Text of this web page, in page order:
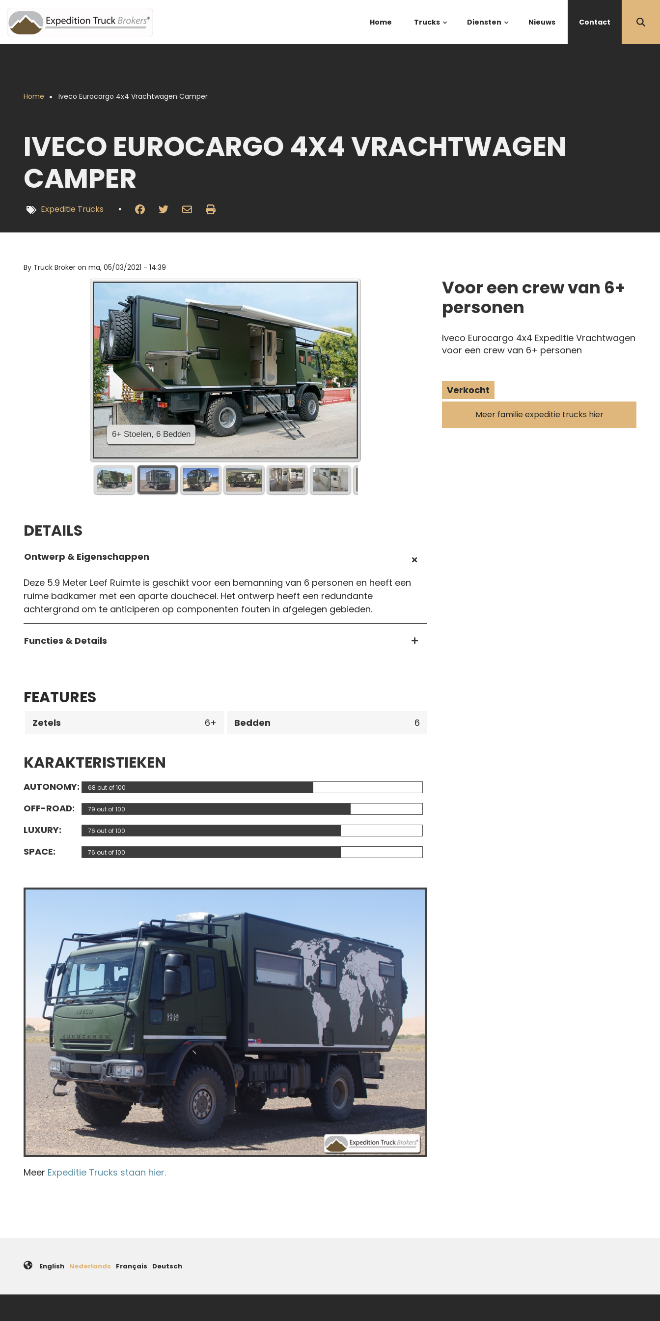
Overslaan
en
naar
de
Home Trucks Diensten Nieuws Contact
Kruimelpad
Home Iveco Eurocargo 4x4 Vrachtwagen Camper
IVECO EUROCARGO 4X4 VRACHTWAGEN
CAMPER
Expeditie Trucks
By Truck Broker on ma, 05/03/2021 - 14:39
Voor een crew van 6+
personen
Iveco Eurocargo 4x4 Expeditie Vrachtwagen
voor een crew van 6+ personen
Verkocht
Meer familie expeditie trucks hier
DETAILS
Ontwerp & Eigenschappen
Deze 5.9 Meter Leef Ruimte is geschikt voor een bemanning van 6 personen en heeft een
ruime badkamer met een aparte douchecel. Het ontwerp heeft een redundante
achtergrond om te anticiperen op componenten fouten in afgelegen gebieden.
Functies & Details
FEATURES
Zetels 6 Bedden 6
KARAKTERISTIEKEN
AUTONOMY 68 out of 100
OFF-ROAD 79 out of 100
LUXURY 76 out of 100
SPACE 76 out of 100
Meer Expeditie Trucks staan hier.
English Nederlands Français Deutsch